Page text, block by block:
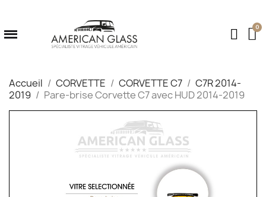
Accueil CORVETTE CORVETTE C7
C7R 2014-
2019
Pare-brise Corvette C7 avec HUD 2014-2019